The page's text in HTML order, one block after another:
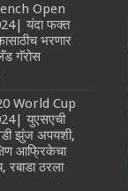
Open
यंदा फक्त
भरणार
गॅरोस
World Cup
युएसएची
झुंज अपयशी,
आफ्रिकेचा
रबाडा ठरला